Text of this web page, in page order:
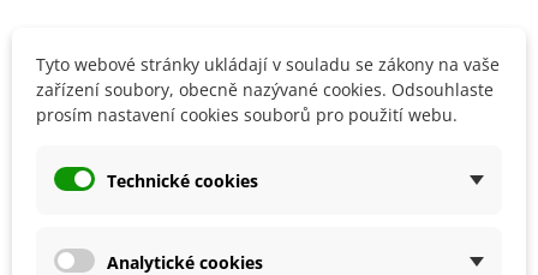
Detaily produktu
Tyto webové stránky ukládají v souladu se zákony na vaše
zařízení soubory, obecně nazývané cookies. Odsouhlaste
prosím nastavení cookies souborů pro použití webu.
Technické cookies
Analytické cookies